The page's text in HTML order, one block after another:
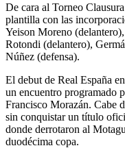
De cara al Torneo
plantilla con las
Yeison Moreno
Rotondi (delantero),
Núñez (defensa).
El debut de Real España
un encuentro programado
Francisco Morazán. Cabe
sin conquistar un título
donde derrotaron al
duodécima copa.